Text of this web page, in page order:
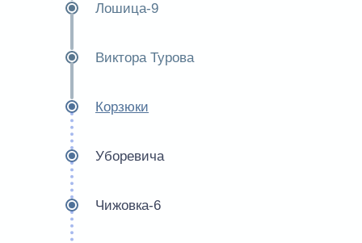
Лошица-9
Виктора Турова
Корзюки
Уборевича
Чижовка-6